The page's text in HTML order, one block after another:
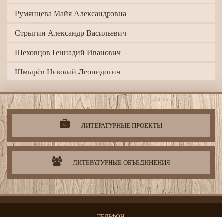
Румянцева Майя Александровна
Стрыгин Александр Васильевич
Шеховцов Геннадий Иванович
Шмырёв Николай Леонидович
Литературная
деятельность
организации
ЛИТЕРАТУРНЫЕ ПРОЕКТЫ
ЛИТЕРАТУРНЫЕ ОБЪЕДИНЕНИЯ